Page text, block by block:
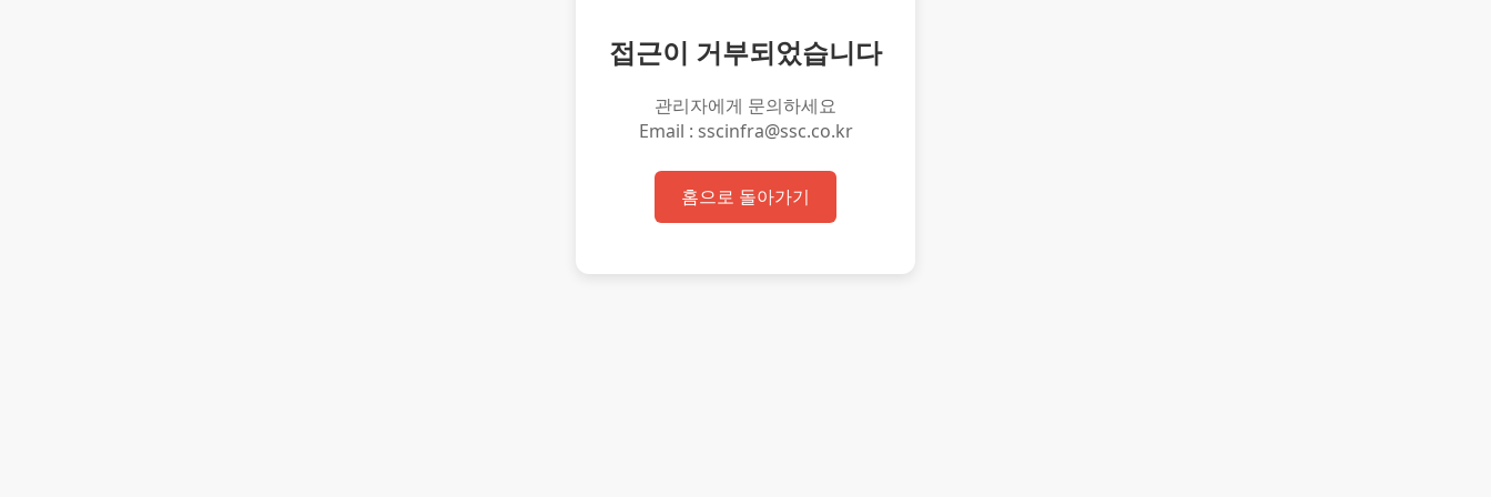
접근이 거부되었습니다
관리자에게 문의하세요
Email : sscinfra@ssc.co.kr
홈으로 돌아가기